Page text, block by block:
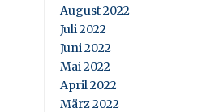
August 2022
Juli 2022
Juni 2022
Mai 2022
April 2022
März 2022